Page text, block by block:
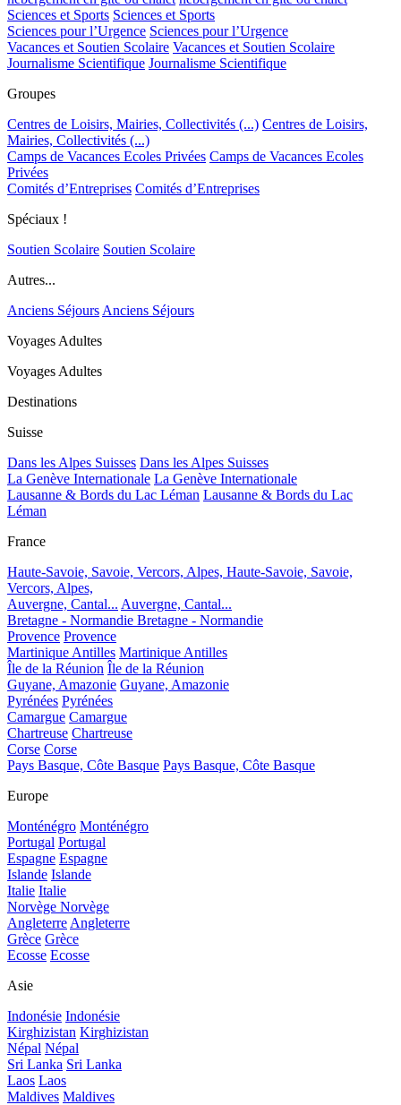
Sciences et Sports Sciences et Sports
Sciences pour l’Urgence Sciences pour l’Urgence
Vacances et Soutien Scolaire Vacances et Soutien Scolaire
Journalisme Scientifique Journalisme Scientifique
Groupes
Centres de Loisirs, Mairies, Collectivités (...) Centres de Loisirs,
Mairies, Collectivités (...)
Camps de Vacances Ecoles Privées Camps de Vacances Ecoles
Privées
Comités d’Entreprises Comités d’Entreprises
Spéciaux !
Soutien Scolaire Soutien Scolaire
Autres...
Anciens Séjours Anciens Séjours
Voyages Adultes
Voyages Adultes
Destinations
Suisse
Dans les Alpes Suisses Dans les Alpes Suisses
La Genève Internationale La Genève Internationale
Lausanne & Bords du Lac Léman Lausanne & Bords du Lac
Léman
France
Haute-Savoie, Savoie, Vercors, Alpes, Haute-Savoie, Savoie,
Vercors, Alpes,
Auvergne, Cantal... Auvergne, Cantal...
Bretagne - Normandie Bretagne - Normandie
Provence Provence
Martinique Antilles Martinique Antilles
Île de la Réunion Île de la Réunion
Guyane, Amazonie Guyane, Amazonie
Pyrénées Pyrénées
Camargue Camargue
Chartreuse Chartreuse
Corse Corse
Pays Basque, Côte Basque Pays Basque, Côte Basque
Europe
Monténégro Monténégro
Portugal Portugal
Espagne Espagne
Islande Islande
Italie Italie
Norvège Norvège
Angleterre Angleterre
Grèce Grèce
Ecosse Ecosse
Asie
Indonésie Indonésie
Kirghizistan Kirghizistan
Népal Népal
Sri Lanka Sri Lanka
Laos Laos
Maldives Maldives